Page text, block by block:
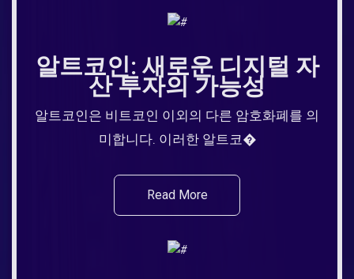
알트코인: 새로운 디지털 자
산 투자의 가능성
알트코인은 비트코인 이외의 다른 암호화폐를 의
미합니다. 이러한 알트코�
Read More